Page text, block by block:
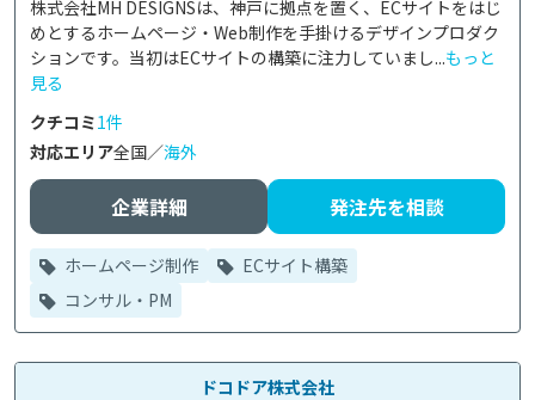
株式会社MH DESIGNSは、神戸に拠点を置く、ECサイトをはじ
めとするホームページ・Web制作を手掛けるデザインプロダク
ションです。当初はECサイトの構築に注力していまし...もっと
見る
クチコミ1件
対応エリア全国／海外
企業詳細 発注先を相談
ホームページ制作
ECサイト構築
コンサル・PM
ドコドア株式会社